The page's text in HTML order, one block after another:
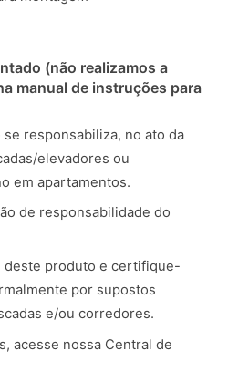
(não realizamos a
manual de instruções para
responsabiliza, no ato da
elevadores ou
em apartamentos.
de responsabilidade do
deste produto e certifique-
por supostos
e/ou corredores.
acesse nossa Central de